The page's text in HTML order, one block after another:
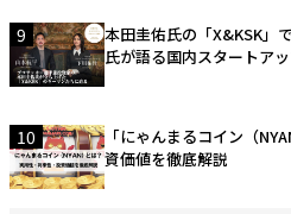
9
本田圭佑氏の「X&KSK」
氏が語る国内スタートア
10
「にゃんまるコイン（
資価値を徹底解説